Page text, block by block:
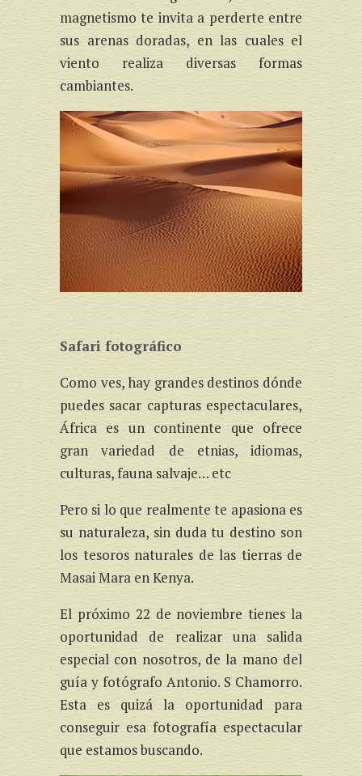
magnetismo te invita a perderte entre
sus arenas doradas, en las cuales el
viento realiza diversas formas
cambiantes.
Safari fotográfico
Como ves, hay grandes destinos dónde
puedes sacar capturas espectaculares,
África es un continente que ofrece
gran variedad de etnias, idiomas,
culturas, fauna salvaje… etc
Pero si lo que realmente te apasiona es
su naturaleza, sin duda tu destino son
los tesoros naturales de las tierras de
Masai Mara en Kenya.
El próximo 22 de noviembre tienes la
oportunidad de realizar una salida
especial con nosotros, de la mano del
guía y fotógrafo Antonio. S Chamorro.
Esta es quizá la oportunidad para
conseguir esa fotografía espectacular
que estamos buscando.